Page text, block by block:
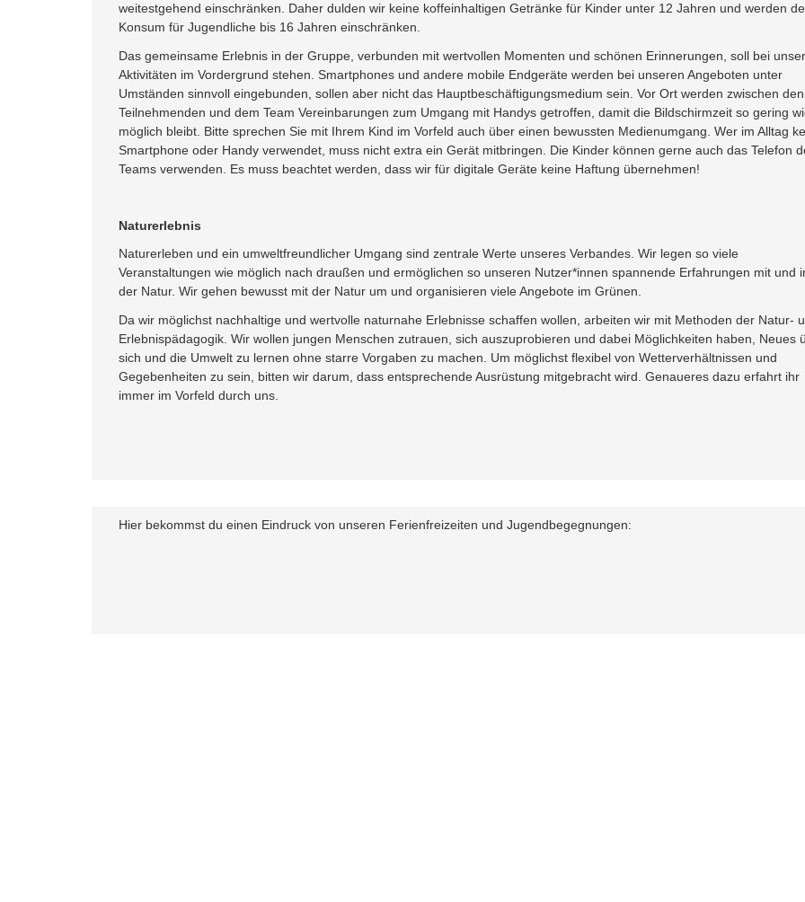
weitestgehend einschränken. Daher dulden wir keine koffeinhaltigen Getränke für Kinder unter 12 Jahren und werden
Konsum für Jugendliche bis 16 Jahren einschränken.
Das gemeinsame Erlebnis in der Gruppe, verbunden mit wertvollen Momenten und schönen Erinnerungen, soll bei
Aktivitäten im Vordergrund stehen. Smartphones und andere mobile Endgeräte werden bei unseren Angeboten unter
Umständen sinnvoll eingebunden, sollen aber nicht das Hauptbeschäftigungsmedium sein. Vor Ort werden zwischen den
Teilnehmenden und dem Team Vereinbarungen zum Umgang mit Handys getroffen, damit die Bildschirmzeit so gering
möglich bleibt. Bitte sprechen Sie mit Ihrem Kind im Vorfeld auch über einen bewussten Medienumgang. Wer im Alltag
Smartphone oder Handy verwendet, muss nicht extra ein Gerät mitbringen. Die Kinder können gerne auch das Telefon
Teams verwenden. Es muss beachtet werden, dass wir für digitale Geräte keine Haftung übernehmen!
Naturerlebnis
Naturerleben und ein umweltfreundlicher Umgang sind zentrale Werte unseres Verbandes. Wir legen so viele
Veranstaltungen wie möglich nach draußen und ermöglichen so unseren Nutzer*innen spannende Erfahrungen mit und
der Natur. Wir gehen bewusst mit der Natur um und organisieren viele Angebote im Grünen.
Da wir möglichst nachhaltige und wertvolle naturnahe Erlebnisse schaffen wollen, arbeiten wir mit Methoden der Natur-
Erlebnispädagogik. Wir wollen jungen Menschen zutrauen, sich auszuprobieren und dabei Möglichkeiten haben, Neues
sich und die Umwelt zu lernen ohne starre Vorgaben zu machen. Um möglichst flexibel von Wetterverhältnissen und
Gegebenheiten zu sein, bitten wir darum, dass entsprechende Ausrüstung mitgebracht wird. Genaueres dazu erfahrt ihr
immer im Vorfeld durch uns.
Hier bekommst du einen Eindruck von unseren Ferienfreizeiten und Jugendbegegnungen: